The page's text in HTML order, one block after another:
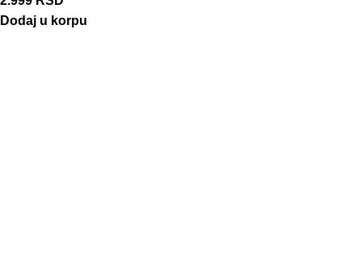
Dodaj u korpu